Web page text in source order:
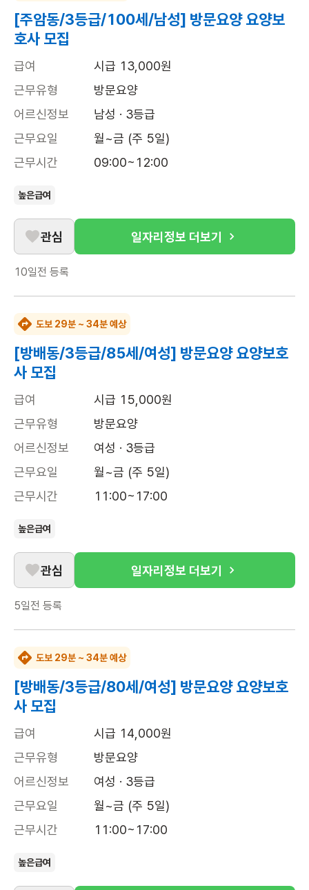
[주암동/3등급/100세/남성] 방문요양 요양보
호사 모집
급여
시급 13,000원
근무유형
방문요양
어르신정보
남성 · 3등급
근무요일
월~금 (주 5일)
근무시간
09:00~12:00
높은급여
관심 일자리정보 더보기
10일전 등록
도보 29분 ~ 34분 예상
[방배동/3등급/85세/여성] 방문요양 요양보호
사 모집
급여
시급 15,000원
근무유형
방문요양
어르신정보
여성 · 3등급
근무요일
월~금 (주 5일)
근무시간
11:00~17:00
높은급여
관심 일자리정보 더보기
5일전 등록
도보 29분 ~ 34분 예상
[방배동/3등급/80세/여성] 방문요양 요양보호
사 모집
급여
시급 14,000원
근무유형
방문요양
어르신정보
여성 · 3등급
근무요일
월~금 (주 5일)
근무시간
11:00~17:00
높은급여